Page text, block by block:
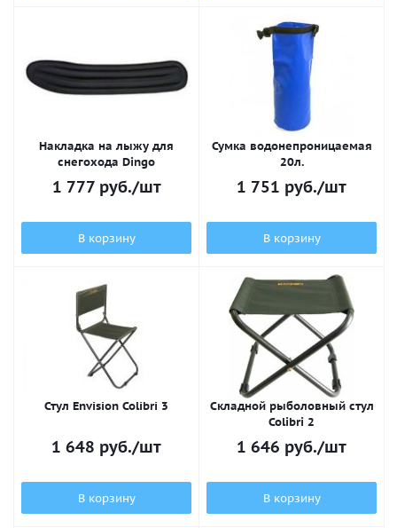
Накладка на лыжу для
снегохода Dingo
1 777руб./шт
В корзину
Сумка водонепроницаемая
20л.
1 751 руб./шт
В корзину
Стул Envision Colibri 3
1 648 руб./шт
В корзину
Складной рыболовный стул
Colibri 2
1 646 руб./шт
В корзину